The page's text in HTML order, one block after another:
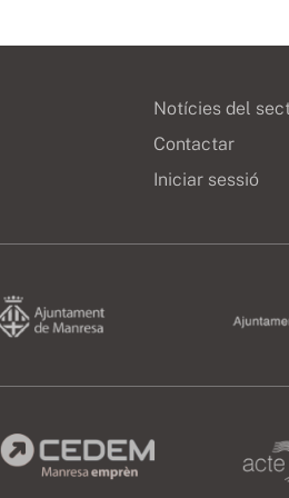
Notícies del
Contactar
Iniciar sessió